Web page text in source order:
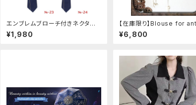
エンブレムブローチ付きネクタイ
(ネイビー)
¥1,980
【在庫限り】Blouse for
automaton
¥6,800